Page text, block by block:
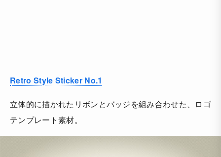
Retro Style Sticker No.1
立体的に描かれたリボンとバッジを組み合わせた、ロゴ
テンプレート素材。